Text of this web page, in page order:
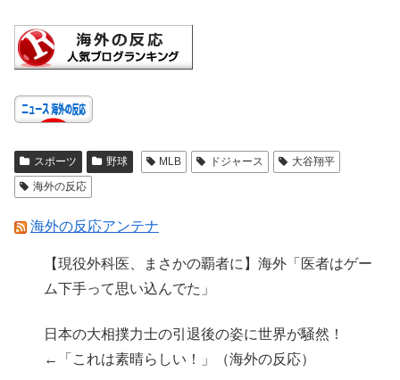
スポーツ 野球 MLB ドジャース
大谷翔平
海外の反応
海外の反応アンテナ
【現役外科医、まさかの覇者に】海外「医者はゲー
ム下手って思い込んでた」
日本の大相撲力士の引退後の姿に世界が騒然！
←「これは素晴らしい！」（海外の反応）